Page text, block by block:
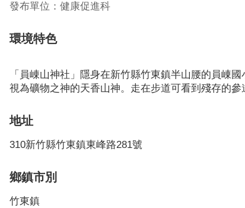
發布單位：健康促進科
環境特色
「員崠山神社」隱身在新竹縣竹東鎮半山腰的員崠
視為礦物之神的天香山神。走在步道可看到殘存的
地址
310新竹縣竹東鎮東峰路281號
鄉鎮市別
竹東鎮